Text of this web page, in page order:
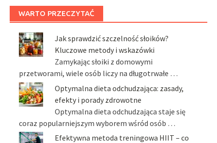
WARTO PRZECZYTAĆ
Jak sprawdzić szczelność słoików?
Kluczowe metody i wskazówki
Zamykając słoiki z domowymi
przetworami, wiele osób liczy na długotrwałe …
Optymalna dieta odchudzająca: zasady,
efekty i porady zdrowotne
Optymalna dieta odchudzająca staje się
coraz popularniejszym wyborem wśród osób …
Efektywna metoda treningowa HIIT – co